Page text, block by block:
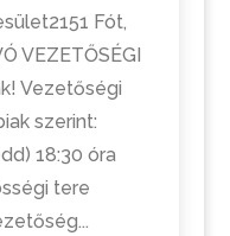
Fót,
VEZETŐSÉGI
Vezetőségi
szerint:
18:30 óra
tere